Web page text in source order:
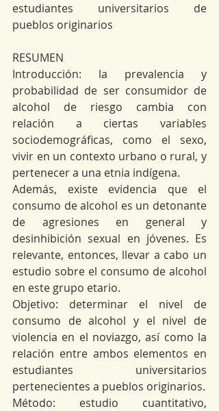
estudiantes universitarios de
pueblos originarios
RESUMEN
Introducción: la prevalencia y
probabilidad de ser consumidor de
alcohol de riesgo cambia con
relación a ciertas variables
sociodemográficas, como el sexo,
vivir en un contexto urbano o rural, y
pertenecer a una etnia indígena.
Además, existe evidencia que el
consumo de alcohol es un detonante
de agresiones en general y
desinhibición sexual en jóvenes. Es
relevante, entonces, llevar a cabo un
estudio sobre el consumo de alcohol
en este grupo etario.
Objetivo: determinar el nivel de
consumo de alcohol y el nivel de
violencia en el noviazgo, así como la
relación entre ambos elementos en
estudiantes universitarios
Método: estudio cuantitativo,